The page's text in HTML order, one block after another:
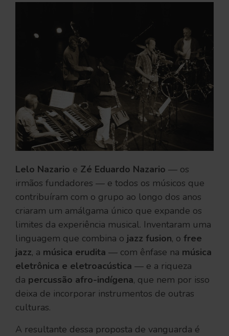
Lelo Nazario e Zé Eduardo Nazario — os
irmãos fundadores — e todos os músicos que
contribuíram com o grupo ao longo dos anos
criaram um amálgama único que expande os
limites da experiência musical. Inventaram uma
linguagem que combina o jazz fusion, o free
jazz, a música erudita — com ênfase na música
eletrônica e eletroacústica — e a riqueza
da percussão afro-indígena, que nem por isso
deixa de incorporar instrumentos de outras
culturas.
A resultante dessa proposta de vanguarda é